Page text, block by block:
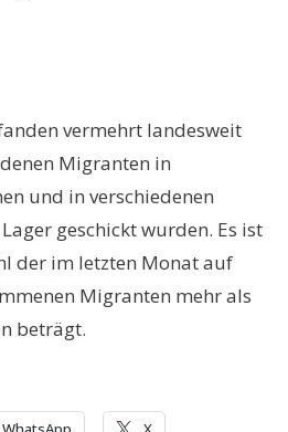
vermehrt landesweit
Migranten in
und in verschiedenen
geschickt wurden. Es ist
der im letzten Monat auf
Migranten mehr als
beträgt.